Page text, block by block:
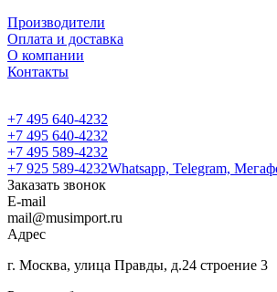
Производители
Оплата и доставка
О компании
Контакты
+7 495 640-4232
+7 495 640-4232
+7 495 589-4232
+7 925 589-4232Whatsapp, Telegram,
Заказать звонок
E-mail
mail@musimport.ru
Адрес
г. Москва, улица Правды, д.24 строение 3